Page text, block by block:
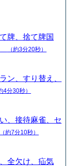
牌、捨て牌国
（約3分20秒）
ン、すり替え、
4分30秒）
、接待麻雀、セ
（約7分10秒）
全欠け、疝気